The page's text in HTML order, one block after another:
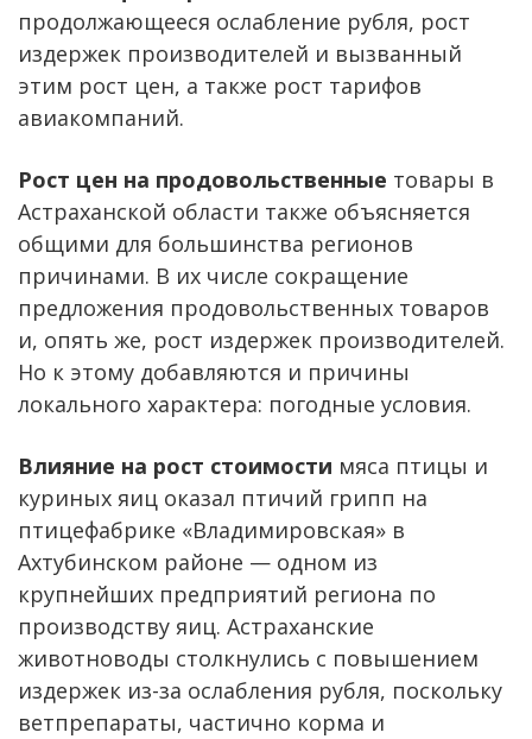
продолжающееся ослабление рубля, рост
издержек производителей и вызванный
этим рост цен, а также рост тарифов
авиакомпаний.
Рост цен на продовольственные товары в
Астраханской области также объясняется
общими для большинства регионов
причинами. В их числе сокращение
предложения продовольственных товаров
и, опять же, рост издержек производителей.
Но к этому добавляются и причины
локального характера: погодные условия.
Влияние на рост стоимости мяса птицы и
куриных яиц оказал птичий грипп на
птицефабрике «Владимировская» в
Ахтубинском районе — одном из
крупнейших предприятий региона по
производству яиц. Астраханские
животноводы столкнулись с повышением
издержек из-за ослабления рубля, поскольку
ветпрепараты, частично корма и